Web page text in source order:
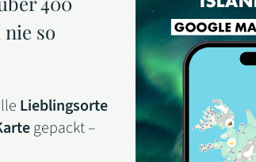
so
Lieblingsorte
gepackt –